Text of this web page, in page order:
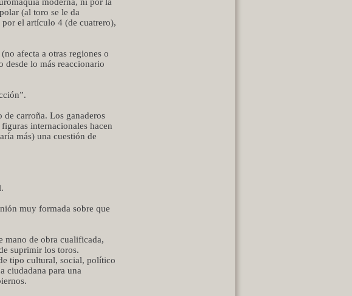
(al toro se le da
el artículo 4 (de cuatrero),
afecta a otras regiones o
desde lo más reaccionario
carroña. Los ganaderos
internacionales hacen
más) una cuestión de
muy formada sobre que
mano de obra cualificada,
suprimir los toros.
tipo cultural, social, político
ciudadana para una